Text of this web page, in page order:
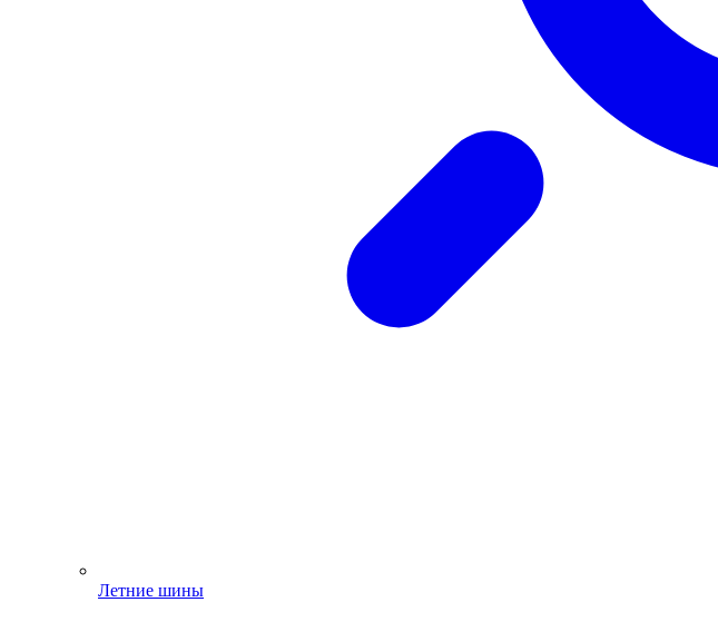
Летние шины